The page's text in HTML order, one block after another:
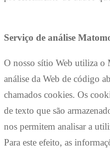
Serviço de análise
O nosso sítio Web utiliza o
análise da Web de código
chamados cookies. Os
de texto que são
nos permitem analisar a
Para este efeito, as